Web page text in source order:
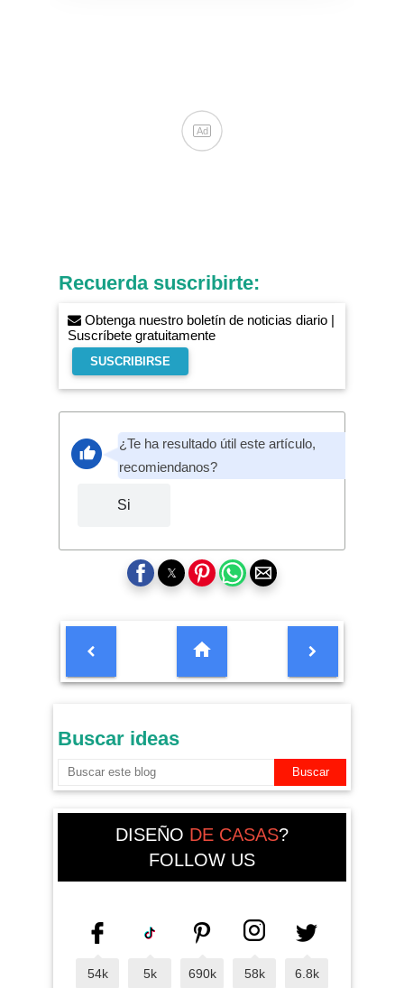
Ad
Recuerda suscribirte:
Obtenga nuestro boletín de noticias diario |
Suscríbete gratuitamente
SUSCRIBIRSE
¿Te ha resultado útil este artículo,
recomiendanos?
Si
Buscar ideas
DISEÑO DE CASAS?
FOLLOW US
54k 5k 690k 58k 6.8k